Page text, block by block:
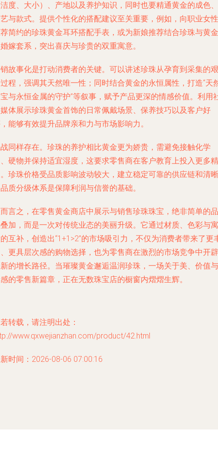
度、大小）、产地以及养护知识，同时也要精通黄金的成色、
与款式。提供个性化的搭配建议至关重要，例如，向职业女性
简约的珍珠黄金耳环搭配手表，或为新娘推荐结合珍珠与黄金
嫁套系，突出喜庆与珍贵的双重寓意。
故事化是打动消费者的关键。可以讲述珍珠从孕育到采集的艰
程，强调其天然唯一性；同时结合黄金的永恒属性，打造“天
与永恒金属的守护”等叙事，赋予产品更深的情感价值。利用
体展示珍珠黄金首饰的日常佩戴场景、保养技巧以及客户好
能够有效提升品牌亲和力与市场影响力。
同样存在。珍珠的养护相比黄金更为娇贵，需避免接触化学
硬物并保持适宜湿度，这要求零售商在客户教育上投入更多精
珍珠价格受品质影响波动较大，建立稳定可靠的供应链和清晰
质分级体系是保障利润与信誉的基础。
言之，在零售黄金商店中展示与销售珍珠珠宝，绝非简单的品
加，而是一次对传统业态的美丽升级。它通过材质、色彩与寓
互补，创造出“1+1>2”的市场吸引力，不仅为消费者带来了更
更具层次感的购物选择，也为零售商在激烈的市场竞争中开辟
的增长路径。当璀璨黄金邂逅温润珍珠，一场关于美、价值与
的零售新篇章，正在无数珠宝店的橱窗内熠熠生辉。
转载，请注明出处：
www.qxwejianzhan.com/product/42.html
时间：2026-08-06 07:00:16